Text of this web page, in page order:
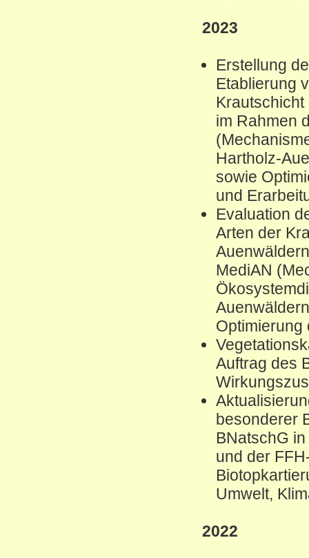
2023
Erstellung
Etablierung
im Rahmen
Hartholz-
sowie
und
Evaluation
Arten der
MediAN
Optimierung
Auftrag des
besonderer
BNatschG
und der
Umwelt,
2022